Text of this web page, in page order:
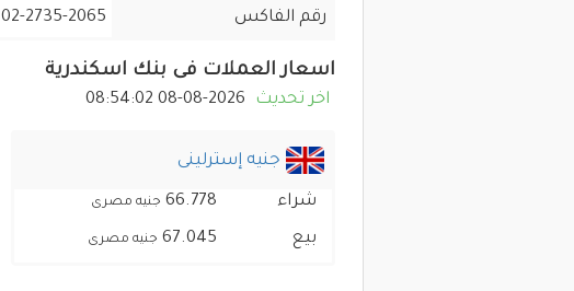
رقم الفاكس 02-2735-2065
اسعار العملات فى بنك اسكندرية
اخر تحديث 2026-08-08 08:54:02
جنيه إسترلينى
شراء 66.778 جنيه مصرى
بيع 67.045 جنيه مصرى